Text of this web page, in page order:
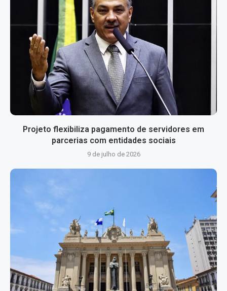
Projeto flexibiliza pagamento de servidores em
parcerias com entidades sociais
9 de julho de 2026